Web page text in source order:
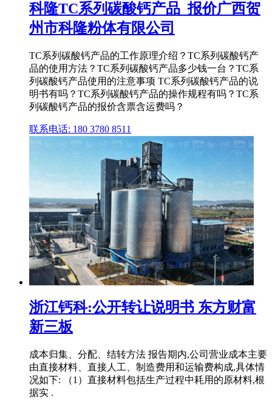
科隆TC系列碳酸钙产品_报价广西贺
州市科隆粉体有限公司
TC系列碳酸钙产品的工作原理介绍？TC系列碳酸钙产
品的使用方法？TC系列碳酸钙产品多少钱一台？TC系
列碳酸钙产品使用的注意事项 TC系列碳酸钙产品的说
明书有吗？TC系列碳酸钙产品的操作规程有吗？TC系
列碳酸钙产品的报价含票含运费吗？
联系电话: 180 3780 8511
浙江钙科:公开转让说明书 东方财富
新三板
成本归集、分配、结转方法 报告期内,公司营业成本主要
由直接材料、直接人工、制造费用和运输费构成,具体情
况如下: （1）直接材料包括生产过程中耗用的原材料,根
据实 .